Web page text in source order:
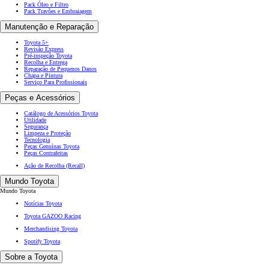
Pack Óleo e Filtro
Pack Travões e Embraiagem
Manutenção e Reparação
Toyota 5+
Revisão Express
Pré-inspeção Toyota
Recolha e Entrega
Reparação de Pequenos Danos
Chapa e Pintura
Serviço Para Profissionais
Peças e Acessórios
Catálogo de Acessórios Toyota
Utilidade
Segurança
Limpeza e Proteção
Tecnologia
Peças Genuínas Toyota
Peças Contrafeitas
Ação de Recolha (Recall)
Mundo Toyota
Mundo Toyota
Notícias Toyota
Toyota GAZOO Racing
Merchandising Toyota
Spotify Toyota
Sobre a Toyota